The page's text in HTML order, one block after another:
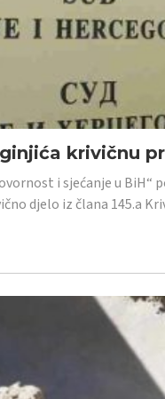
krivičnu
i sjećanje u
djelo iz člana 145.a